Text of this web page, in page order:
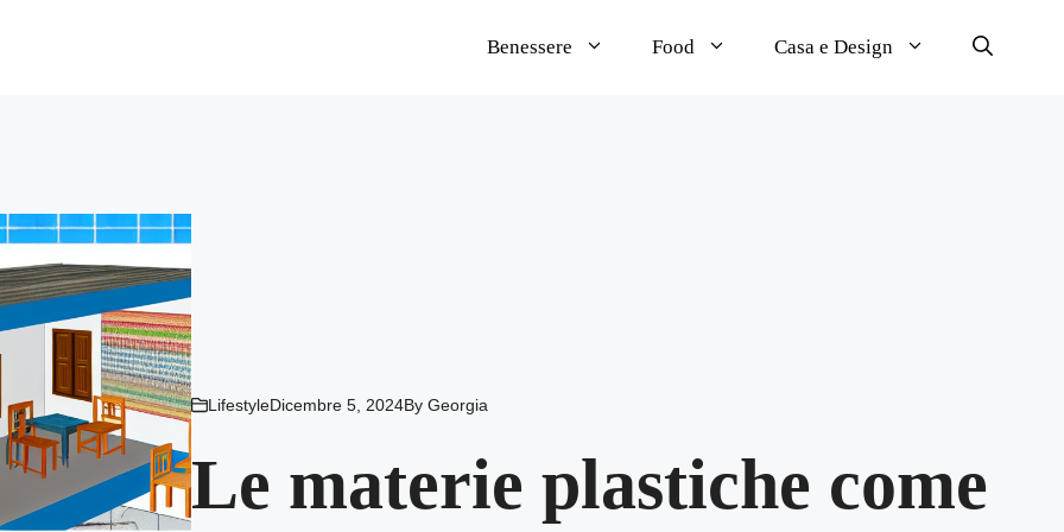
Benessere Food Casa e Design
LifestyleDicembre 5, 2024By Georgia
Le materie plastiche come